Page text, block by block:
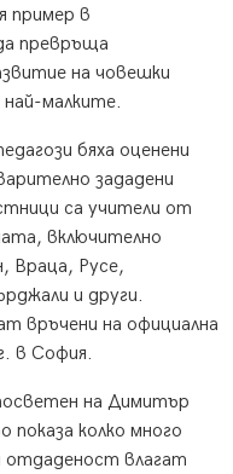
пример в
превръща
на човешки
най-малките.
бяха оценени
зададени
са учители от
включително
Враца, Русе,
и други.
връчени на официална
в София.
на Димитър
колко много
отдаденост влагат